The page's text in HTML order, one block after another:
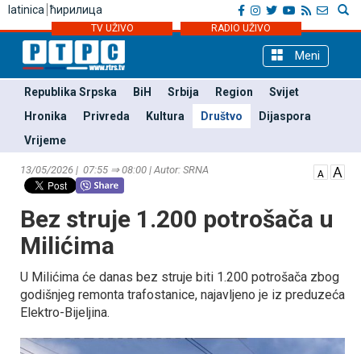
latinica ћирилица
TV UŽIVO RADIO UŽIVO
Meni
Republika Srpska BiH Srbija Region
Svijet
Hronika
Privreda Kultura Društvo
Dijaspora
Vrijeme
13/05/2026 | 07:55 ⇒ 08:00 | Autor: SRNA
Bez struje 1.200 potrošača u
Milićima
U Milićima će danas bez struje biti 1.200 potrošača zbog
godišnjeg remonta trafostanice, najavljeno je iz preduzeća
Elektro-Bijeljina.